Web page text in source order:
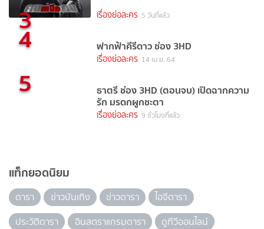
3 เรื่องย่อละคร 5 วันที่แล้ว
4 ฟากฟ้าคีรีดาว ช่อง 3HD
เรื่องย่อละคร 14 เม.ย. 64
5 ธาตรี ช่อง 3HD (ตอนจบ) เปิดฉากความ
รัก มรดกผูกชะตา
เรื่องย่อละคร 9 ชั่วโมงที่แล้ว
แท็กยอดนิยม
ดารา ข่าวบันเทิง ข่าวดารา
ไอจีดารา
ประวัติดารา
อินสตราแกรมดารา
ดูทีวีออนไลน์